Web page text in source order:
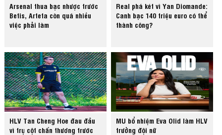
Arsenal thua bạc nhược trước
Betis, Arteta còn quá nhiều
việc phải làm
Real phá két vì Yan Diomande:
Canh bạc 140 triệu euro có thể
thành công?
HLV Tan Cheng Hoe đau đầu
vì trụ cột chấn thương trước
MU bổ nhiệm Eva Olid làm HLV
trưởng đội nữ